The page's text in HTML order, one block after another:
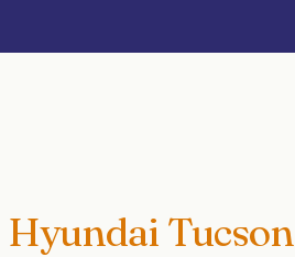
Hyundai Tucson